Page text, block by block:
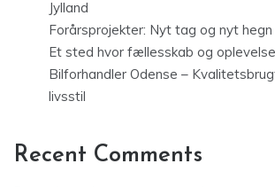
Jylland
Forårsprojekter: Nyt tag og nyt hegn
Et sted hvor fællesskab og
Bilforhandler Odense –
livsstil
Recent Comments